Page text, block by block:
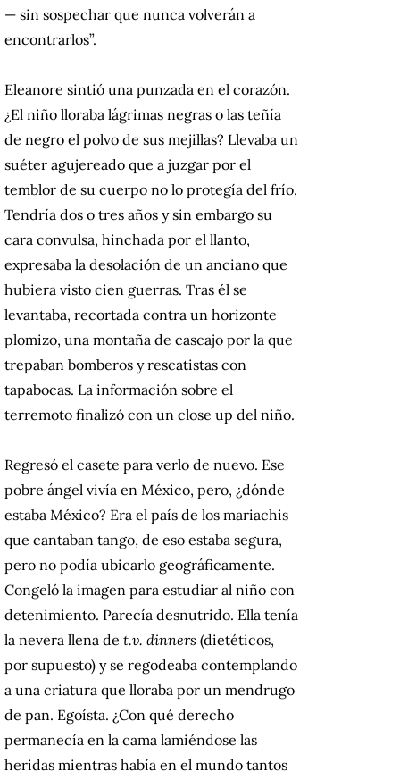
— sin sospechar que nunca volverán a
encontrarlos”.
Eleanore sintió una punzada en el corazón.
¿El niño lloraba lágrimas negras o las teñía
de negro el polvo de sus mejillas? Llevaba un
suéter agujereado que a juzgar por el
temblor de su cuerpo no lo protegía del frío.
Tendría dos o tres años y sin embargo su
cara convulsa, hinchada por el llanto,
expresaba la desolación de un anciano que
hubiera visto cien guerras. Tras él se
levantaba, recortada contra un horizonte
plomizo, una montaña de cascajo por la que
trepaban bomberos y rescatistas con
tapabocas. La información sobre el
terremoto finalizó con un close up del niño.
Regresó el casete para verlo de nuevo. Ese
pobre ángel vivía en México, pero, ¿dónde
estaba México? Era el país de los mariachis
que cantaban tango, de eso estaba segura,
pero no podía ubicarlo geográficamente.
Congeló la imagen para estudiar al niño con
detenimiento. Parecía desnutrido. Ella tenía
la nevera llena de t.v. dinners (dietéticos,
por supuesto) y se regodeaba contemplando
a una criatura que lloraba por un mendrugo
de pan. Egoísta. ¿Con qué derecho
permanecía en la cama lamiéndose las
heridas mientras había en el mundo tantos